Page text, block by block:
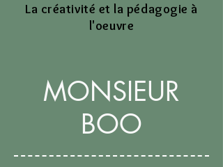
La créativité et la pédagogie à
l'oeuvre
MONSIEUR
BOO